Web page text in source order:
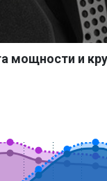
мощности и